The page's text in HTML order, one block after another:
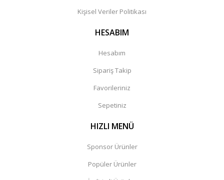
Kişisel Veriler Politikası
HESABIM
Hesabım
Sipariş Takip
Favorileriniz
Sepetiniz
HIZLI MENÜ
Sponsor Ürünler
Popüler Ürünler